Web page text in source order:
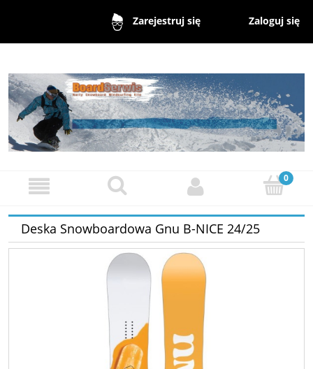
Zarejestruj się Zaloguj się
Deska Snowboardowa Gnu B-NICE 24/25